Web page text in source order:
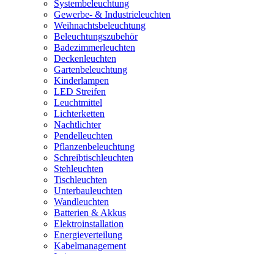
Systembeleuchtung
Gewerbe- & Industrieleuchten
Weihnachtsbeleuchtung
Beleuchtungszubehör
Badezimmerleuchten
Deckenleuchten
Gartenbeleuchtung
Kinderlampen
LED Streifen
Leuchtmittel
Lichterketten
Nachtlichter
Pendelleuchten
Pflanzenbeleuchtung
Schreibtischleuchten
Stehleuchten
Tischleuchten
Unterbauleuchten
Wandleuchten
Batterien & Akkus
Elektroinstallation
Energieverteilung
Kabelmanagement